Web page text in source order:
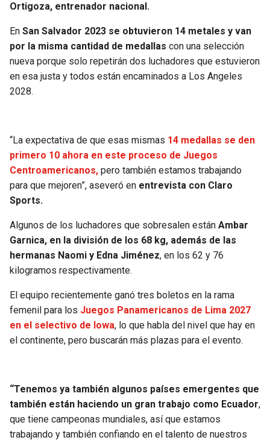
Ortigoza, entrenador nacional.
En San Salvador 2023 se obtuvieron 14 metales y van
por la misma cantidad de medallas con una selección
nueva porque solo repetirán dos luchadores que estuvieron
en esa justa y todos están encaminados a Los Angeles
2028.
“La expectativa de que esas mismas 14 medallas se den
primero 10 ahora en este proceso de Juegos
Centroamericanos, pero también estamos trabajando
para que mejoren”, aseveró en entrevista con Claro
Sports.
Algunos de los luchadores que sobresalen están Ambar
Garnica, en la división de los 68 kg, además de las
hermanas Naomi y Edna Jiménez, en los 62 y 76
kilogramos respectivamente.
El equipo recientemente ganó tres boletos en la rama
femenil para los Juegos Panamericanos de Lima 2027
en el selectivo de Iowa, lo que habla del nivel que hay en
el continente, pero buscarán más plazas para el evento.
“Tenemos ya también algunos países emergentes que
también están haciendo un gran trabajo como Ecuador,
que tiene campeonas mundiales, así que estamos
trabajando y también confiando en el talento de nuestros